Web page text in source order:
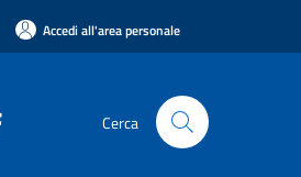
Accedi all'area personale
Cerca